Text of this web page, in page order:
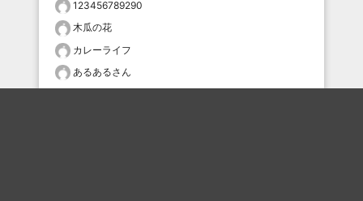
123456789290
木瓜の花
カレーライフ
あるあるさん